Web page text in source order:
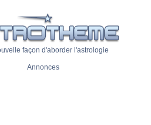
façon d'aborder l'astrologie
Annonces